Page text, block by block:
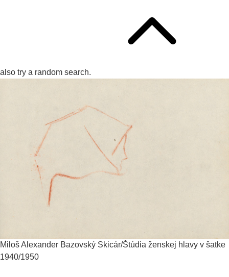
also try a random search.
Miloš Alexander Bazovský Skicár/Štúdia ženskej hlavy v šatke
1940/1950